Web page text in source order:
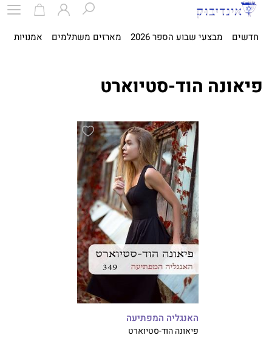
חדשים מבצעי שבוע הספר 2026 מארזים משתלמים אמנויות
פיאונה הוד-סטיוארט
האנגליה המפתיעה
פיאונה הוד-סטיוארט